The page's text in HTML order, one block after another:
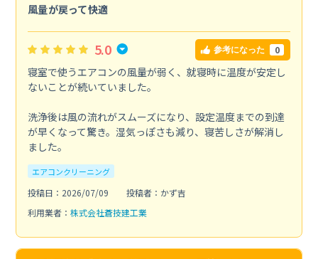
風量が戻って快適
5.0 参考になった 0
寝室で使うエアコンの風量が弱く、就寝時に温度が安定し
ないことが続いていました。
洗浄後は風の流れがスムーズになり、設定温度までの到達
が早くなって驚き。湿気っぽさも減り、寝苦しさが解消し
ました。
エアコンクリーニング
投稿日：2026/07/09
投稿者：かず吉
利用業者： 株式会社蒼技建工業